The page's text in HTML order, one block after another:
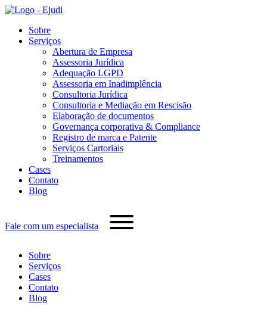
Sobre
Serviços
Abertura de Empresa
Assessoria Jurídica
Adequação LGPD
Assessoria em Inadimplência
Consultoria Jurídica
Consultoria e Mediação em Rescisão
Elaboração de documentos
Governança corporativa & Compliance
Registro de marca e Patente
Serviços Cartoriais
Treinamentos
Cases
Contato
Blog
Fale com um especialista
Sobre
Serviços
Cases
Contato
Blog